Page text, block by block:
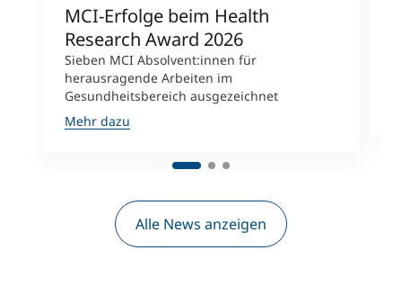
MCI-Erfolge beim Health
Research Award 2026
Sieben MCI Absolvent:innen für
herausragende Arbeiten im
Gesundheitsbereich ausgezeichnet
Mehr dazu
Alle News anzeigen